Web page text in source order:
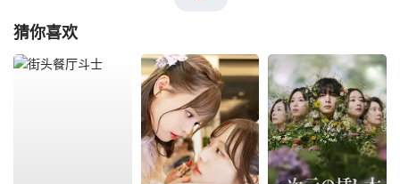
猜你喜欢